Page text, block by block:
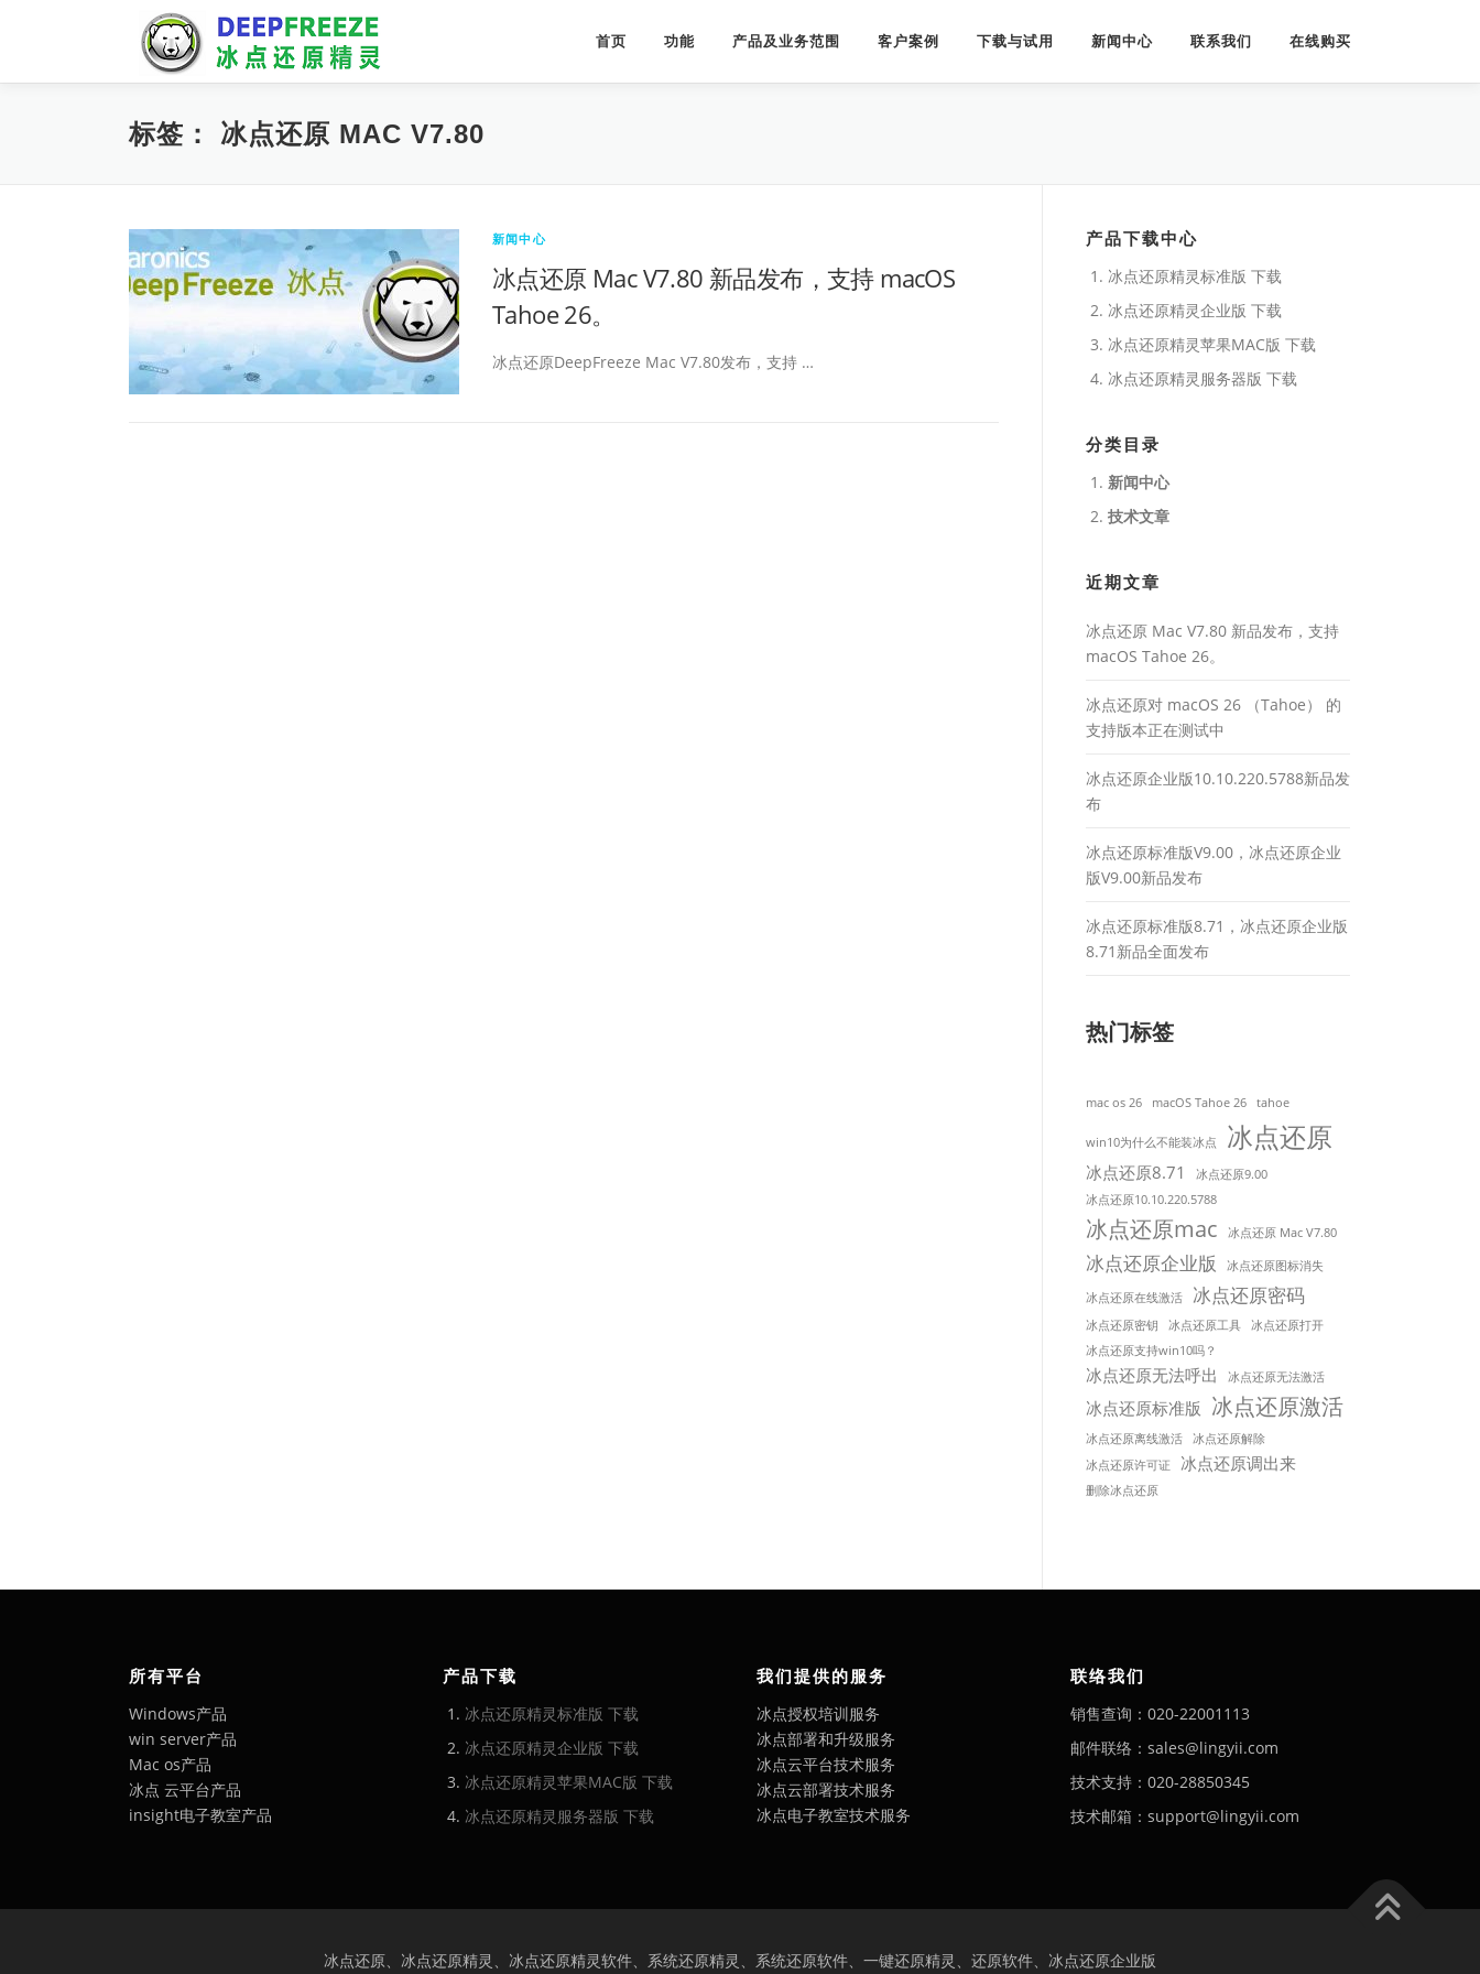
首页 功能 产品及业务范围 客户案例 下载与试用 新闻中心 联系我们 在线购买
标签： 冰点还原 MAC V7.80
新闻中心
冰点还原 Mac V7.80 新品发布，支持 macOS
Tahoe 26。
冰点还原DeepFreeze Mac V7.80发布，支持 …
产品下载中心
冰点还原精灵标准版 下载
冰点还原精灵企业版 下载
冰点还原精灵苹果MAC版 下载
冰点还原精灵服务器版 下载
分类目录
新闻中心
技术文章
近期文章
冰点还原 Mac V7.80 新品发布，支持
macOS Tahoe 26。
冰点还原对 macOS 26 （Tahoe） 的
支持版本正在测试中
冰点还原企业版10.10.220.5788新品发
布
冰点还原标准版V9.00，冰点还原企业
版V9.00新品发布
冰点还原标准版8.71，冰点还原企业版
8.71新品全面发布
热门标签
mac os 26 macOS Tahoe 26 tahoe
win10为什么不能装冰点 冰点还原
冰点还原8.71
冰点还原9.00
冰点还原10.10.220.5788
冰点还原mac 冰点还原 Mac V7.80
冰点还原企业版 冰点还原图标消失
冰点还原在线激活 冰点还原密码
冰点还原密钥 冰点还原工具
冰点还原打开
冰点还原支持win10吗？
冰点还原无法呼出 冰点还原无法激活
冰点还原标准版 冰点还原激活
冰点还原离线激活
冰点还原解除
冰点还原许可证
冰点还原调出来
删除冰点还原
所有平台
Windows产品
win server产品
Mac os产品
冰点 云平台产品
insight电子教室产品
产品下载
冰点还原精灵标准版 下载
冰点还原精灵企业版 下载
冰点还原精灵苹果MAC版 下载
冰点还原精灵服务器版 下载
我们提供的服务
冰点授权培训服务
冰点部署和升级服务
冰点云平台技术服务
冰点云部署技术服务
冰点电子教室技术服务
联络我们
销售查询：020-22001113
邮件联络：sales@lingyii.com
技术支持：020-28850345
技术邮箱：support@lingyii.com
冰点还原、冰点还原精灵、冰点还原精灵软件、系统还原精灵、系统还原软件、一键还原精灵、还原软件、冰点还原企业版